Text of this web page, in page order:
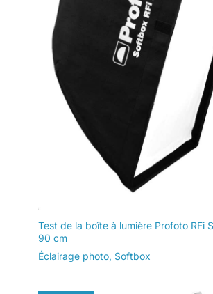
heures de remplissage continu
la puissance clignote 【Support
universel Bowens et prise
parapluie】 le support Bowens
est compatible avec divers
modificateurs de lumière tels
que softbox,les réflecteurs,les
plats de beauté et les snoots
pour des effets créatifs.La prise
parapluie intégrée peut
sécuriser un parapluie
photographique et prend en
charge des réglages d'angle
flexibles à 180°.Le kit de
réflecteurs 5 en 1 offre des
dorées,argentées,blanches,noir
es et translucides pour vous
sur
【Kit
strobe
S101-
sortie de
guide
durée de 1/
temps de
2
Test de la boîte à lumière Profoto RFi
90 cm
Éclairage photo, Softbox